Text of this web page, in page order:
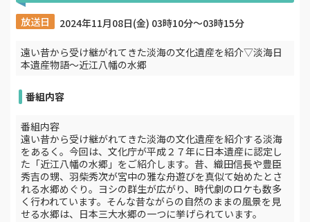
放送日 2024年11月08日(金) 03時10分〜03時15分
遠い昔から受け継がれてきた淡海の文化遺産を紹介▽淡海日
本遺産物語～近江八幡の水郷
番組内容
番組内容
遠い昔から受け継がれてきた淡海の文化遺産を紹介する淡海
をあるく。今回は、文化庁が平成２７年に日本遺産に認定し
た「近江八幡の水郷」をご紹介します。昔、織田信長や豊臣
秀吉の甥、羽柴秀次が宮中の雅な舟遊びを真似て始めたとさ
れる水郷めぐり。ヨシの群生が広がり、時代劇のロケも数多
く行われています。そんな昔ながらの自然のままの風景を見
せる水郷は、日本三大水郷の一つに挙げられています。